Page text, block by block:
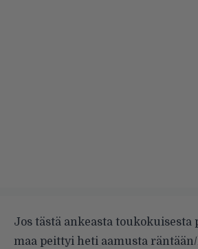
Jos tästä ankeasta toukokuisesta
maa peittyi heti aamusta